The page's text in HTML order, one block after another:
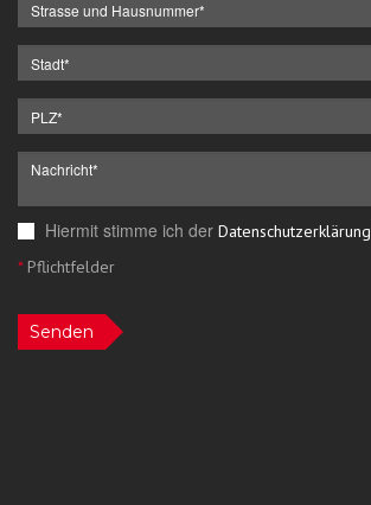
Hiermit stimme ich der Datenschutzerklärung
*Pflichtfelder
Senden